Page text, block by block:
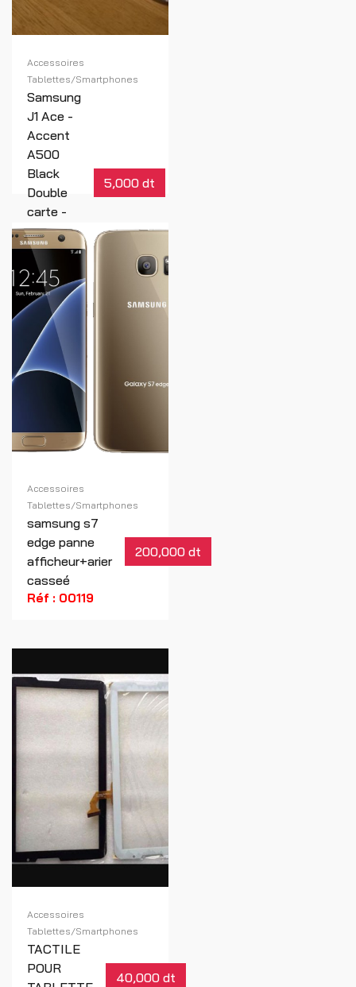
Accessoires
Tablettes/Smartphones
Samsung
J1 Ace -
Accent
A500
Black
Double
carte -
ipod
touch 8
GB WIFI
5,000 dt
Réf : 00860
Accessoires
Tablettes/Smartphones
samsung s7
edge panne
afficheur+arier
casseé
200,000 dt
Réf : 00119
Accessoires
Tablettes/Smartphones
TACTILE
POUR
40,000 dt